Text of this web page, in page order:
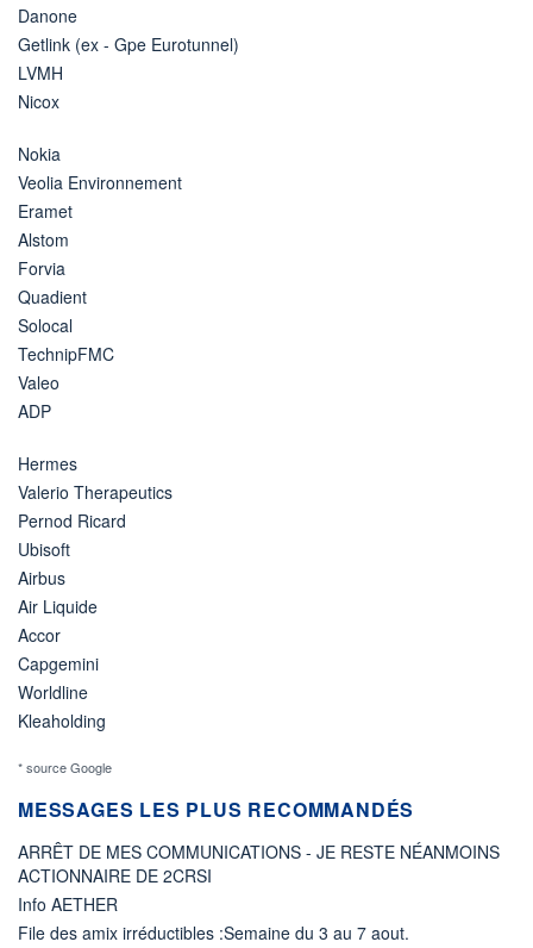
Danone
Getlink (ex - Gpe Eurotunnel)
LVMH
Nicox
Nokia
Veolia Environnement
Eramet
Alstom
Forvia
Quadient
Solocal
TechnipFMC
Valeo
ADP
Hermes
Valerio Therapeutics
Pernod Ricard
Ubisoft
Airbus
Air Liquide
Accor
Capgemini
Worldline
Kleaholding
* source Google
MESSAGES LES PLUS RECOMMANDÉS
ARRÊT DE MES COMMUNICATIONS - JE RESTE NÉANMOINS
ACTIONNAIRE DE 2CRSI
Info AETHER
File des amix irréductibles :Semaine du 3 au 7 aout.